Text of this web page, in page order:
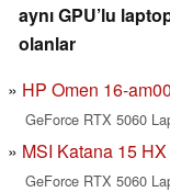
aynı GPU’lu
olanlar
HP Omen 16-
GeForce RTX 5060
MSI Katana 15
GeForce RTX 5060